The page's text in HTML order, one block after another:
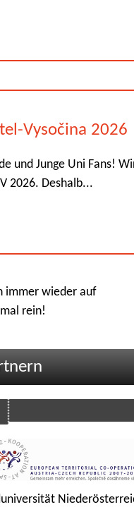
Vysočina 2026
und Junge Uni Fans!
2026. Deshalb...
immer wieder auf
rein!